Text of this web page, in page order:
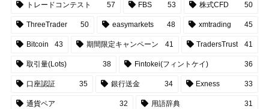
トレードコンテスト 57 FBS 53 株式CFD 50
ThreeTrader 50 easymarkets 48 xmtrading 45
Bitcoin 43 期間限定キャンペーン 41 TradersTrust 41
取引量(Lots) 38 Fintokei(フィントケイ) 36
口座認証 35 銀行送金 34 Exness 33
通貨ペア 32 用語辞典 31